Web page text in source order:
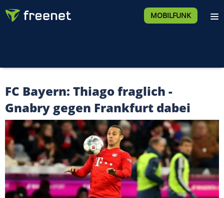
MOBILFUNK
FC Bayern: Thiago fraglich -
Gnabry gegen Frankfurt dabei